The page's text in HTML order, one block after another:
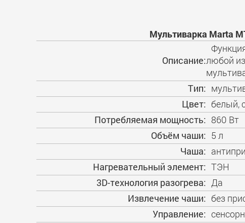
Мультиварка Marta
Описание:любой
Тип:
Цвет: белый,
Потребляемая мощность: 860 Вт
Объём чаши: 5 л
Чаша:
Нагревательный элемент: ТЭН
3D-технология разогрева: Да
Извлечение чаши: без
Управление: